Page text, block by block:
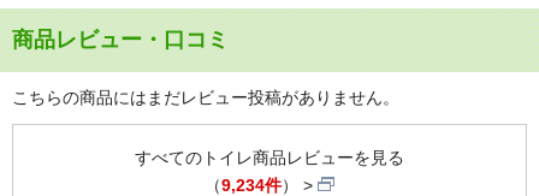
商品レビュー・口コミ
こちらの商品にはまだレビュー投稿がありません。
すべてのトイレ商品レビューを見る
（9,234件）